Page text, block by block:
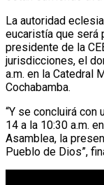
La autoridad
eucaristía que será
presidente de la
jurisdicciones, el
a.m. en la Catedral
Cochabamba.
“Y se concluirá con
14 a la 10:30 a.m.
Asamblea, la
Pueblo de Dios”,